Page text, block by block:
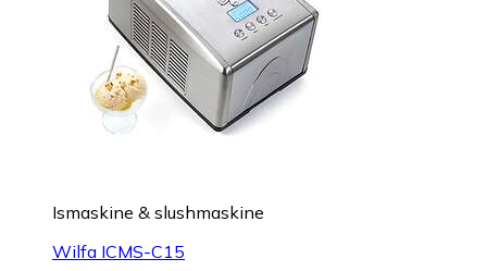
Ismaskine & slushmaskine
Wilfa ICMS-C15